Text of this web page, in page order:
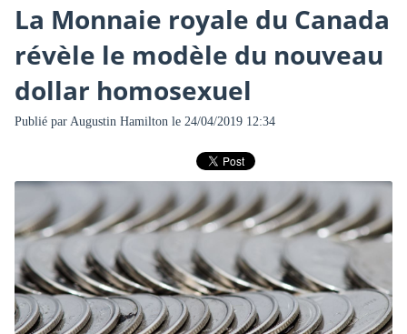
La Monnaie royale du Canada
révèle le modèle du nouveau
dollar homosexuel
Publié par Augustin Hamiltonle 24/04/2019 12:34